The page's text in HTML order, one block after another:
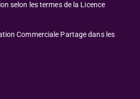
selon les termes de la Licence
Commerciale Partage dans les